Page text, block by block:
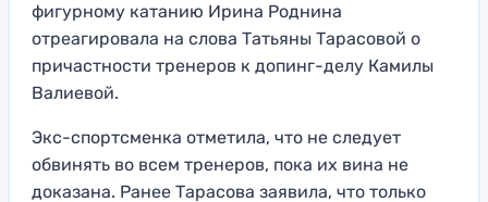
фигурному катанию Ирина Роднина
отреагировала на слова Татьяны Тарасовой о
причастности тренеров к допинг-делу Камилы
Валиевой.
Экс-спортсменка отметила, что не следует
обвинять во всем тренеров, пока их вина не
доказана. Ранее Тарасова заявила, что только